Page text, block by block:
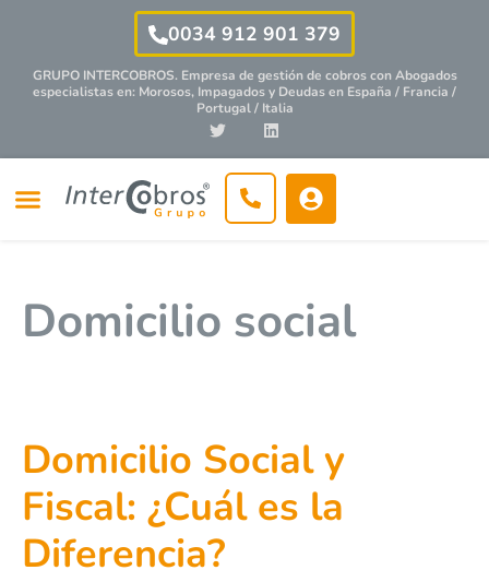
0034 912 901 379
GRUPO INTERCOBROS. Empresa de gestión de cobros conAbogados
especialistasen: Morosos, Impagados y Deudas en España / Francia /
Portugal / Italia
Domicilio social
Domicilio Social y
Fiscal: ¿Cuál es la
Diferencia?